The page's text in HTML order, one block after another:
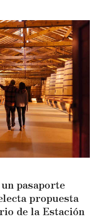
pasaporte
propuesta
de la Estación